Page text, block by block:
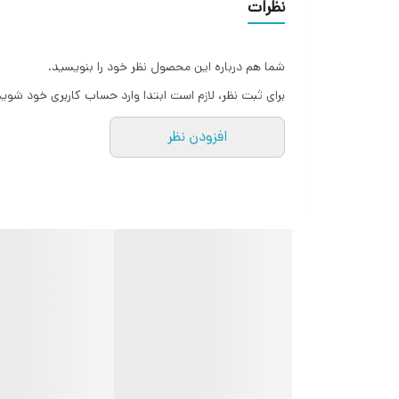
اورجینال برند sanrio
نظرات
شما هم درباره این محصول نظر خود را بنویسید.
برای ثبت نظر، لازم است ابتدا وارد حساب کاربری خود
افزودن نظر